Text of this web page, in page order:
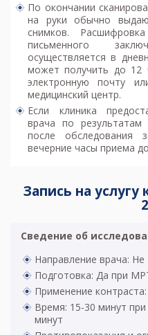
По окончании
на руки обычно
снимков.
письменного
осуществляется в
может получить до 12
электронную почту
медицинский центр.
Если клиника
врача по
после обследования
вечерние часы приема
Запись на
Сведение об
Направление врача: Не
Подготовка: Да при
Применение
Время: 15-30 минут
минут